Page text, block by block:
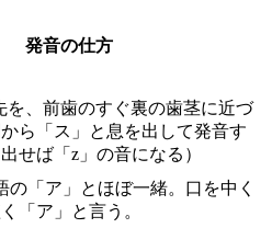
発音の仕方
を、前歯のすぐ裏の歯茎に近づ
ら「ス」と息を出して発音す
せば「z」の音になる）
の「ア」とほぼ一緒。口を中く
「ア」と言う。